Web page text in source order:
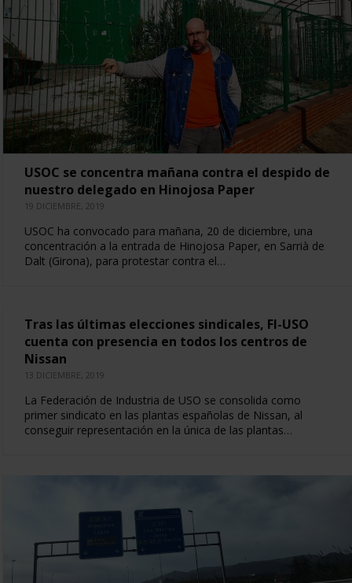
USOC se concentra mañana contra el despido de
nuestro delegado en Hinojosa Paper
19 DICIEMBRE, 2019
USOC ha convocado para mañana, 20 de diciembre, una
concentración a la entrada de Hinojosa Paper, en Sarrià de
Dalt (Girona), para protestar contra el…
Tras las últimas elecciones sindicales, FI-USO
cuenta con presencia en todos los centros de
Nissan
13 DICIEMBRE, 2019
La Federación de Industria de USO se consolida como
primer sindicato en las plantas españolas de Nissan, al
conseguir representación en la única de las plantas…